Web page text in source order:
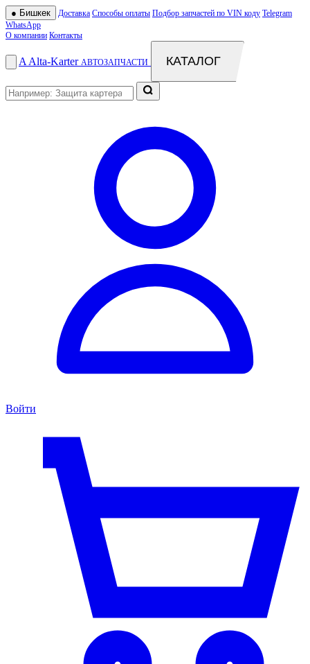
● Бишкек Доставка Способы оплаты Подбор запчастей по VIN коду Telegram
WhatsApp
О компании Контакты
A Alta-Karter АВТОЗАПЧАСТИ КАТАЛОГ
Войти